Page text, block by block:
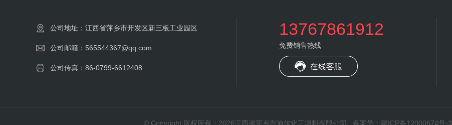
公司地址：江西省萍乡市开发区新三板工业园区
公司邮箱：565544367@qq.com
公司传真：86-0799-6612408
13767861912
免费销售热线
© Copyright 版权所有：2026江西省萍乡市迪尔化工填料有限公司 备案号：赣ICP备12000674号-3